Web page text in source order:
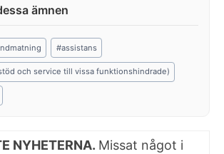
#assistans
och service till vissa funktionshindrade)
NYHETERNA. Missat något i